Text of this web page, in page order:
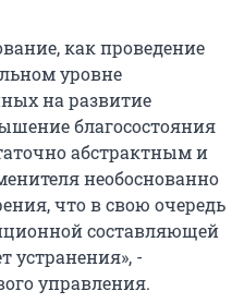
как проведение
уровне
на развитие
благосостояния
абстрактным и
необоснованно
что в свою очередь
составляющей
устранения», -
управления.